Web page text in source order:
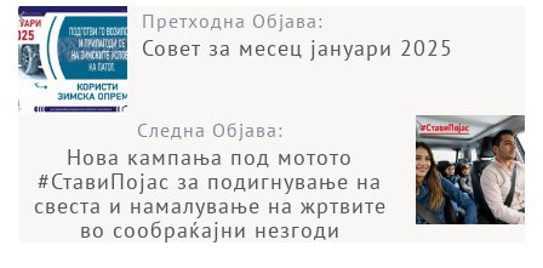
Претходна Објава:
Совет за месец јануари 2025
Следна Објава:
Нова кампања под мотото
#СтавиПојас за подигнување на
свеста и намалување на жртвите
во сообраќајни незгоди